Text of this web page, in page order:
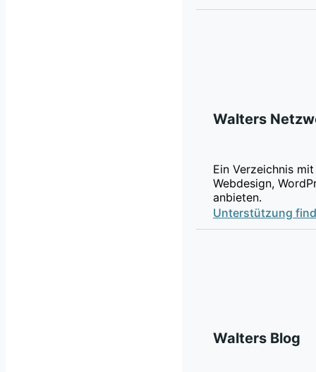
Walters
Ein Verzeichnis
Webdesign,
anbieten.
Unterstützung
Walters Blog